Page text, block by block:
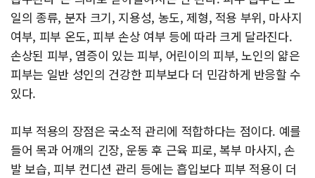
일의 종류, 분자 크기, 지용성, 농도, 제형, 적용 부위, 마사지
여부, 피부 온도, 피부 손상 여부 등에 따라 크게 달라진다.
손상된 피부, 염증이 있는 피부, 어린이의 피부, 노인의 얇은
피부는 일반 성인의 건강한 피부보다 더 민감하게 반응할 수
있다.
피부 적용의 장점은 국소적 관리에 적합하다는 점이다. 예를
들어 목과 어깨의 긴장, 운동 후 근육 피로, 복부 마사지, 손
발 보습, 피부 컨디션 관리 등에는 흡입보다 피부 적용이 더